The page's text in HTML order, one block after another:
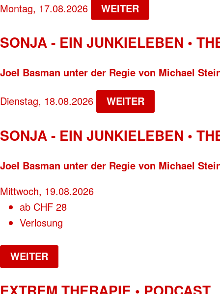
Montag, 17.08.2026 WEITER
SONJA - EIN JUNKIELEBEN •
Joel Basman unter der Regie von Michael
Dienstag, 18.08.2026 WEITER
SONJA - EIN JUNKIELEBEN •
Joel Basman unter der Regie von Michael
Mittwoch, 19.08.2026
ab CHF 28
Verlosung
WEITER